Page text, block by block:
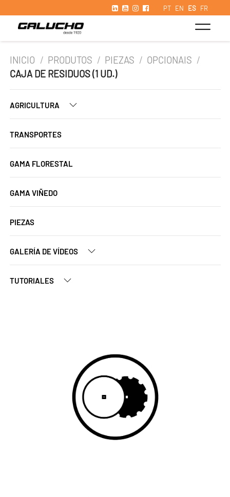
PT EN ES FR
INICIO / PRODUTOS / PIEZAS / OPCIONAIS /
CAJA DE RESIDUOS (1 UD.)
AGRICULTURA
TRANSPORTES
GAMA FLORESTAL
GAMA VIÑEDO
PIEZAS
GALERÍA DE VÍDEOS
TUTORIALES